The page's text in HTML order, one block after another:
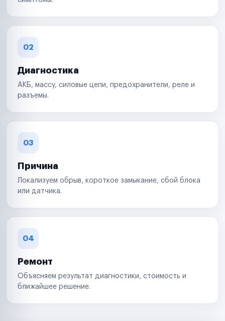
02
Диагностика
АКБ, массу, силовые цепи, предохранители, реле и
разъемы.
03
Причина
Локализуем обрыв, короткое замыкание, сбой блока
или датчика.
04
Ремонт
Объясняем результат диагностики, стоимость и
ближайшее решение.